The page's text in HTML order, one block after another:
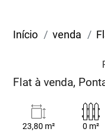
Início venda
Flat à venda,
23,80 m²
0 m²